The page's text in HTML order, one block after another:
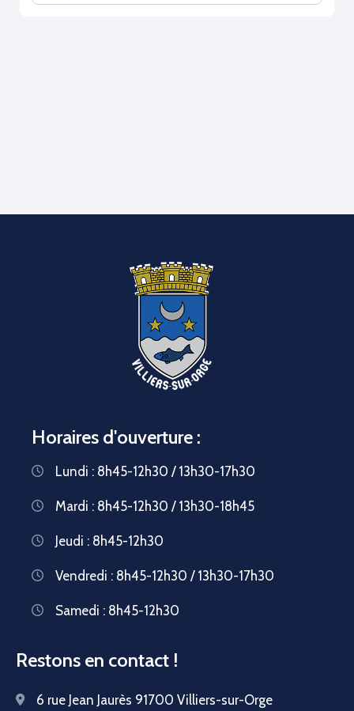
Horaires d'ouverture :
Lundi : 8h45-12h30 / 13h30-17h30
Mardi : 8h45-12h30 / 13h30-18h45
Jeudi : 8h45-12h30
Vendredi : 8h45-12h30 / 13h30-17h30
Samedi : 8h45-12h30
Restons en contact !
6 rue Jean Jaurès 91700 Villiers-sur-Orge